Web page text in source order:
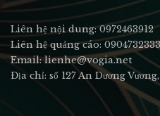
Liên hệ nội dung: 0972463912
Liên hệ quảng cáo: 0904732333
Email: lienhe@vogia.net
Địa chỉ: số 127 An Dương